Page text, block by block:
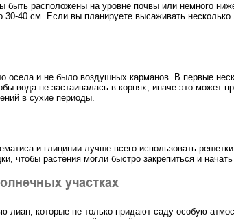
расположены на уровне почвы или немного
40 см. Если вы планируете высаживать
осела и не было воздушных карманов. В первые
вода не застаивалась в корнях, иначе это может
в сухие периоды.
и глицинии лучше всего использовать
чтобы растения могли быстро закрепиться и
участках
лиан, которые не только придают саду особую